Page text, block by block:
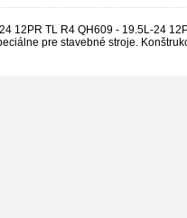
12PR TL R4 QH609 - 19.5L-24
pre stavebné stroje.